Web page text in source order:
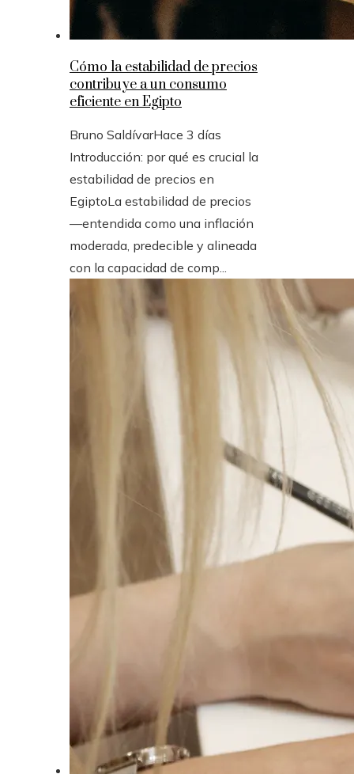
Cómo la estabilidad de precios
contribuye a un consumo
eficiente en Egipto
Bruno SaldívarHace 3 días
Introducción: por qué es crucial la
estabilidad de precios en
EgiptoLa estabilidad de precios
—entendida como una inflación
moderada, predecible y alineada
con la capacidad de comp...